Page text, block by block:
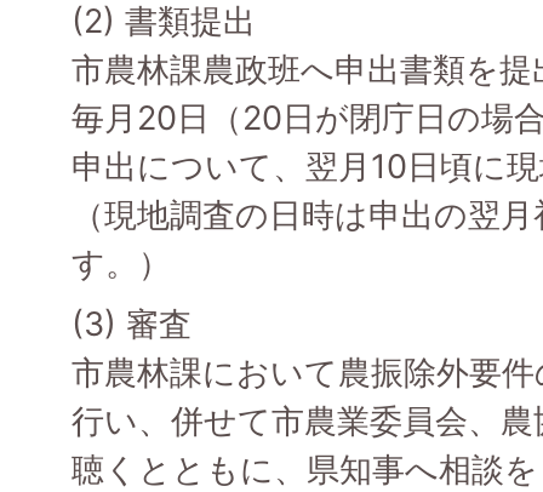
(2) 書類提出
市農林課農政班へ申出書類を
毎月20日（20日が閉庁日の場
申出について、翌月10日頃に
（現地調査の日時は申出の翌
す。）
(3) 審査
市農林課において農振除外要
行い、併せて市農業委員会、
聴くとともに、県知事へ相談